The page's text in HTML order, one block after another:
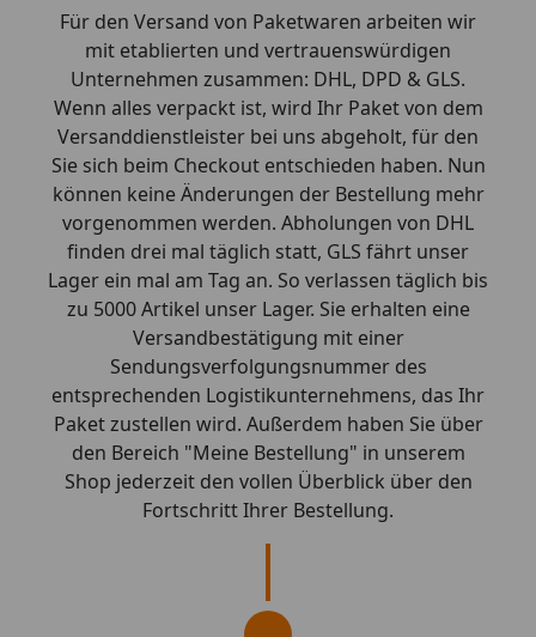
Für den Versand von Paketwaren arbeiten wir
mit etablierten und vertrauenswürdigen
Unternehmen zusammen: DHL, DPD & GLS.
Wenn alles verpackt ist, wird Ihr Paket von dem
Versanddienstleister bei uns abgeholt, für den
Sie sich beim Checkout entschieden haben. Nun
können keine Änderungen der Bestellung mehr
vorgenommen werden. Abholungen von DHL
finden drei mal täglich statt, GLS fährt unser
Lager ein mal am Tag an. So verlassen täglich bis
zu 5000 Artikel unser Lager. Sie erhalten eine
Versandbestätigung mit einer
Sendungsverfolgungsnummer des
entsprechenden Logistikunternehmens, das Ihr
Paket zustellen wird. Außerdem haben Sie über
den Bereich "Meine Bestellung" in unserem
Shop jederzeit den vollen Überblick über den
Fortschritt Ihrer Bestellung.